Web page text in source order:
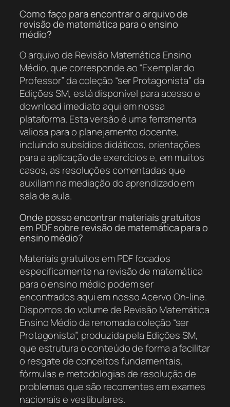
Como faço para encontrar o arquivo de
revisão de matemática para o ensino
médio?
O arquivo de Revisão Matemática Ensino
Médio, que corresponde ao “Exemplar do
Professor” da coleção “ser Protagonista” da
Edições SM, está disponível para acesso e
download imediato aqui em nossa
plataforma. Esta versão é uma ferramenta
valiosa para o planejamento docente,
incluindo subsídios didáticos, orientações
para a aplicação de exercícios e, em muitos
casos, as resoluções comentadas que
auxiliam na mediação do aprendizado em
sala de aula.
Onde posso encontrar materiais gratuitos
em PDF sobre revisão de matemática para o
ensino médio?
Materiais gratuitos em PDF focados
especificamente na revisão de matemática
para o ensino médio podem ser
encontrados aqui em nosso Acervo On-line.
Dispomos do volume de Revisão Matemática
Ensino Médio da renomada coleção “ser
Protagonista”, produzida pela Edições SM,
que estrutura o conteúdo de forma a facilitar
o resgate de conceitos fundamentais,
fórmulas e metodologias de resolução de
problemas que são recorrentes em exames
nacionais e vestibulares.